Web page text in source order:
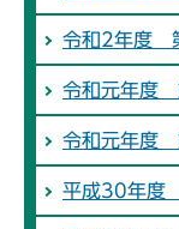
令和2年度
令和元年度
令和元年度
平成30年度